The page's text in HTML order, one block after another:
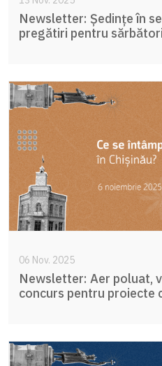
Newsletter: Ședințe în
pregătiri pentru
06 Nov. 2025
Newsletter: Aer poluat,
concurs pentru proiecte